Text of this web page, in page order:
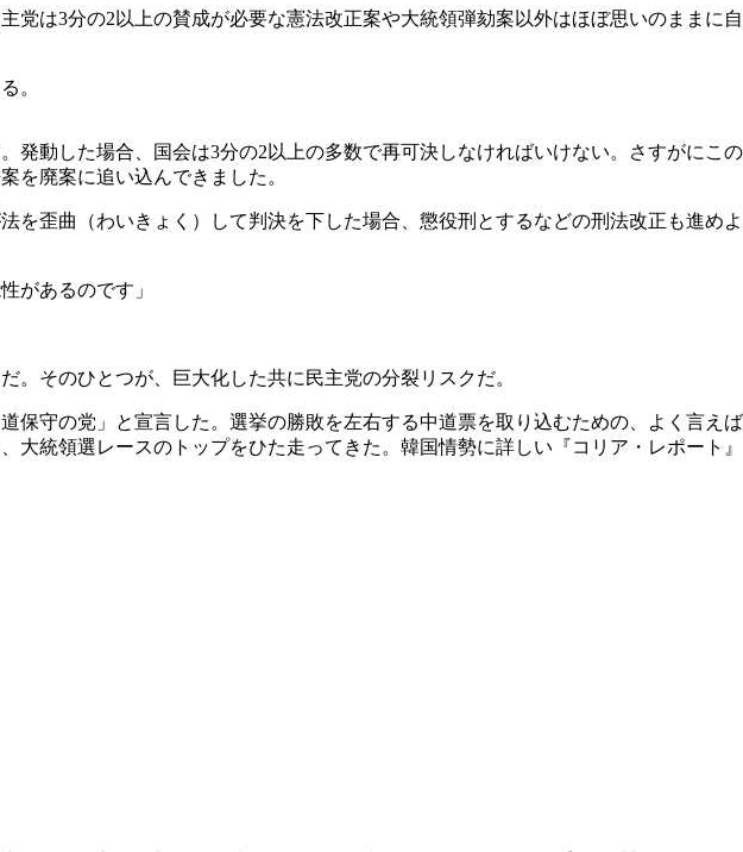
は3分の2以上の賛成が必要な憲法改正案や大統領弾劾案以外はほぼ思いのままに自
。
発動した場合、国会は3分の2以上の多数で再可決しなければいけない。さすがにこの
を廃案に追い込んできました。
歪曲（わいきょく）して判決を下した場合、懲役刑とするなどの刑法改正も進めよ
があるのです」
そのひとつが、巨大化した共に民主党の分裂リスクだ。
守の党」と宣言した。選挙の勝敗を左右する中道票を取り込むための、よく言えば
統領選レースのトップをひた走ってきた。韓国情勢に詳しい『コリア・レポート』